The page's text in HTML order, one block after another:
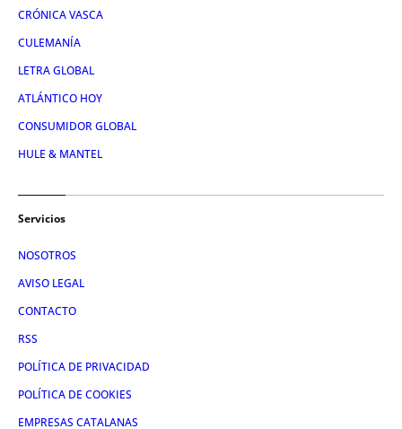
CRÓNICA VASCA
CULEMANÍA
LETRA GLOBAL
ATLÁNTICO HOY
CONSUMIDOR GLOBAL
HULE & MANTEL
Servicios
NOSOTROS
AVISO LEGAL
CONTACTO
RSS
POLÍTICA DE PRIVACIDAD
POLÍTICA DE COOKIES
EMPRESAS CATALANAS